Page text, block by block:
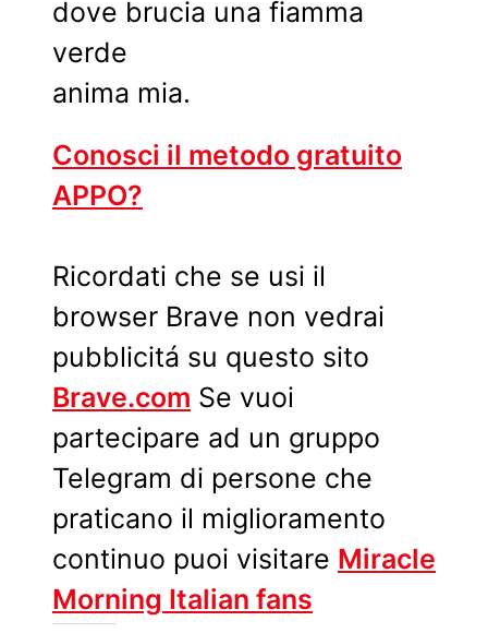
dove brucia una fiamma
verde
anima mia.
Conosci il metodo gratuito
APPO?
Ricordati che se usi il
browser Brave non vedrai
pubblicitá su questo sito
Brave.com Se vuoi
partecipare ad un gruppo
Telegram di persone che
praticano il miglioramento
continuo puoi visitare Miracle
Morning Italian fans